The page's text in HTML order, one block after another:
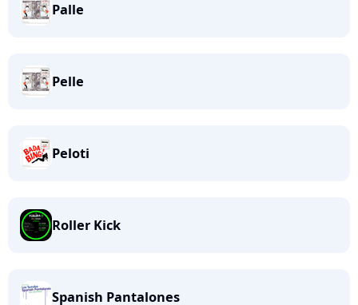
Palle
Pelle
Peloti
Roller Kick
Spanish Pantalones